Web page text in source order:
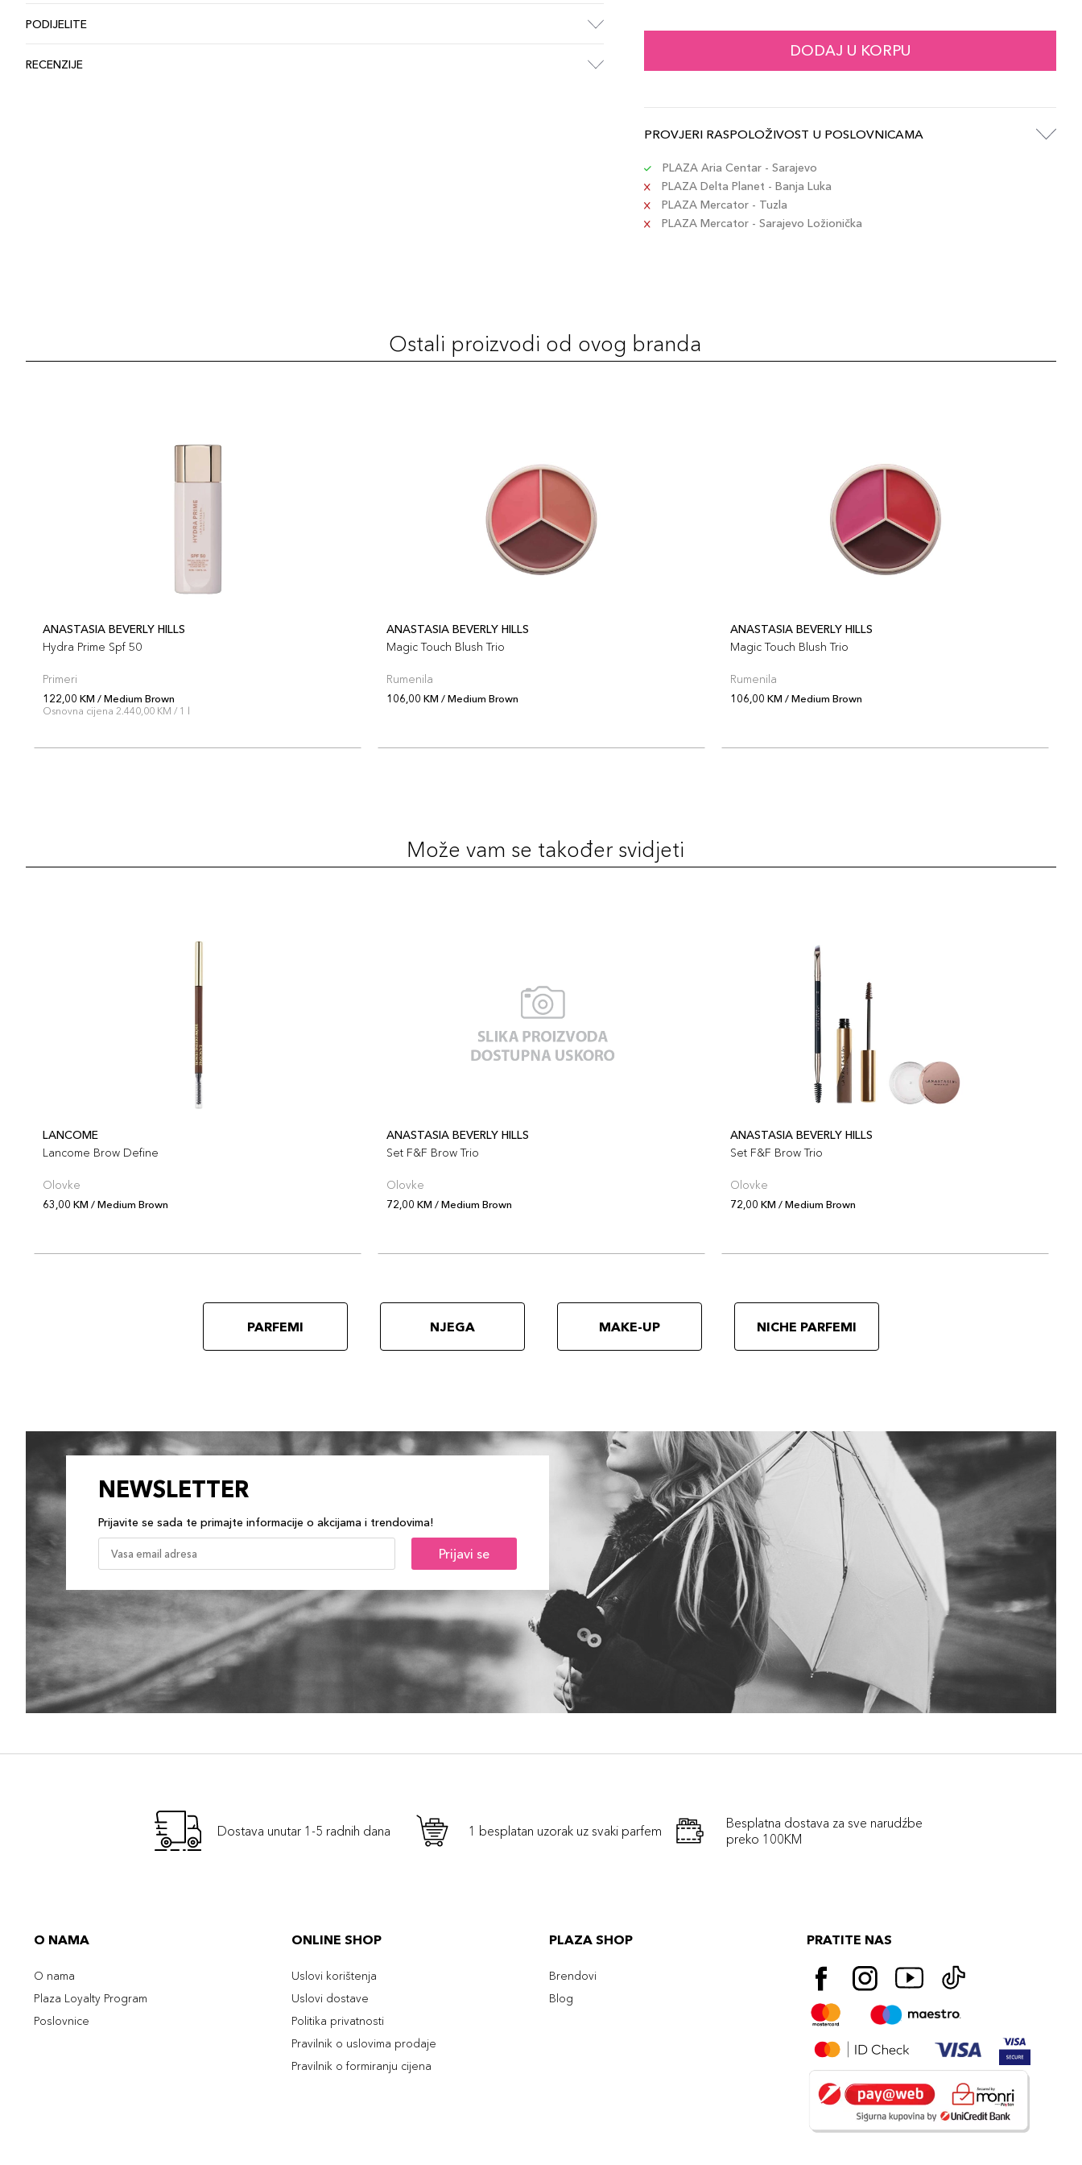
PODIJELITE
RECENZIJE Dark Brown 69,00 KM
Strawburn
Šifra artikla 689304044127
69,00 KM
Ebony
Šifra artikla 689304044042
Chocolate 69,00 KM
DODAJ U KORPU
PROVJERI RASPOLOŽIVOST U POSLOVNICAMA
PLAZA Aria Centar - Sarajevo
PLAZA Delta Planet - Banja Luka
PLAZA Mercator - Tuzla
PLAZA Mercator - Sarajevo Ložionička
Ostali proizvodi od ovog branda
ANASTASIA BEVERLY HILLS
Hydra Prime Spf 50
Primeri
122,00 KM / Medium Brown
Osnovna cijena 2.440,00 KM / 1 l
ANASTASIA BEVERLY HILLS
Magic Touch Blush Trio
Rumenila
106,00 KM / Medium Brown
ANASTASIA BEVERLY HILLS
Magic Touch Blush Trio
Rumenila
106,00 KM / Medium Brown
Može vam se također svidjeti
LANCOME
Lancome Brow Define
Olovke
63,00 KM / Medium Brown
ANASTASIA BEVERLY HILLS
Set F&F Brow Trio
Olovke
72,00 KM / Medium Brown
ANASTASIA BEVERLY HILLS
Set F&F Brow Trio
Olovke
72,00 KM / Medium Brown
PARFEMI NJEGA MAKE-UP NICHE PARFEMI
NEWSLETTER
Prijavite se sada te primajte informacije o akcijama i trendovima!
Prijavi se
Dostava unutar 1-5 radnih dana 1 besplatan uzorak uz svaki parfem
Besplatna dostava za sve narudźbe
preko 100KM
O NAMA
O nama
Plaza Loyalty Program
Poslovnice
ONLINE SHOP
Uslovi korištenja
Uslovi dostave
Politika privatnosti
Pravilnik o uslovima prodaje
Pravilnik o formiranju cijena
PLAZA SHOP
Brendovi
Blog
PRATITE NAS